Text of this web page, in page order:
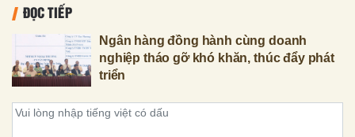
ĐỌC TIẾP
Ngân hàng đồng hành cùng doanh
nghiệp tháo gỡ khó khăn, thúc đẩy phát
triển